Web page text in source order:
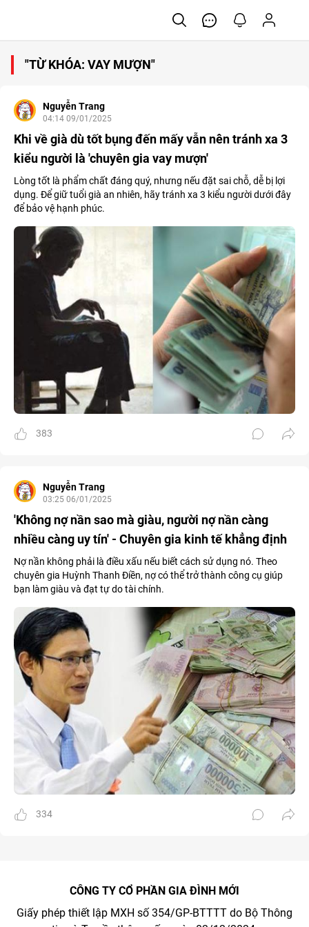
"TỪ KHÓA: VAY MƯỢN"
Nguyễn Trang
04:14 09/01/2025
Khi về già dù tốt bụng đến mấy vẫn nên tránh xa 3
kiểu người là 'chuyên gia vay mượn'
Lòng tốt là phẩm chất đáng quý, nhưng nếu đặt sai chỗ, dễ bị lợi
dụng. Để giữ tuổi già an nhiên, hãy tránh xa 3 kiểu người dưới đây
để bảo vệ hạnh phúc.
383
Nguyễn Trang
03:25 06/01/2025
'Không nợ nần sao mà giàu, người nợ nần càng
nhiều càng uy tín' - Chuyên gia kinh tế khẳng định
Nợ nần không phải là điều xấu nếu biết cách sử dụng nó. Theo
chuyên gia Huỳnh Thanh Điền, nợ có thể trở thành công cụ giúp
bạn làm giàu và đạt tự do tài chính.
334
CÔNG TY CỔ PHẦN GIA ĐÌNH MỚI
Giấy phép thiết lập MXH số 354/GP-BTTTT do Bộ Thông